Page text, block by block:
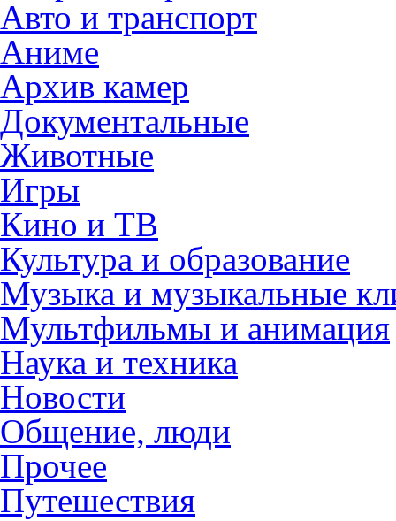
Авто и транспорт
Аниме
Архив камер
Документальные
Животные
Игры
Кино и ТВ
Культура и образование
Музыка и музыкальные
Мультфильмы и анимация
Наука и техника
Новости
Общение, люди
Прочее
Путешествия